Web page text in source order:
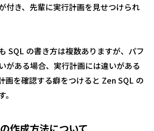
付き、先輩に実行計画を見せつけられ
SQL の書き方は複数ありますが、パフ
がある場合、実行計画には違いがある
画を確認する癖をつけると Zen SQL の